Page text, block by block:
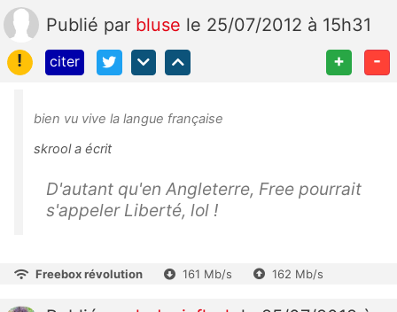
Publié par bluse le 25/07/2012 à 15h31
!
citer + -
bien vu vive la langue française
skrool a écrit
D'autant qu'en Angleterre, Free pourrait
s'appeler Liberté, lol !
Freebox révolution 161 Mb/s 162 Mb/s